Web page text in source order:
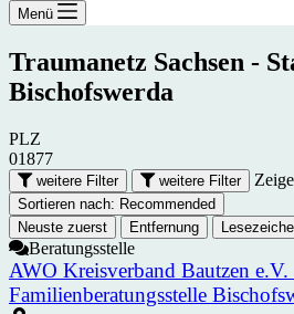
Menü
Traumanetz Sachsen -
Bischofswerda
PLZ
01877
weitere Filter weitere Filter
Sortieren nach: Recommended
Neuste zuerst
Entfernung
Beratungsstelle
AWO Kreisverband Bautzen
Familienberatungsstelle